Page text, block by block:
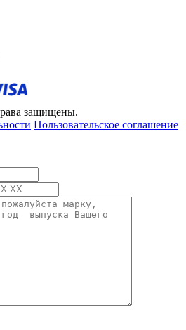
защищены.
Пользовательское соглашение